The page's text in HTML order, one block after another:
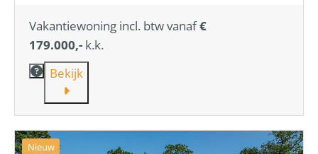
Vakantiewoning incl. btw vanaf€
179.000,- k.k.
Bekijk
Nieuw